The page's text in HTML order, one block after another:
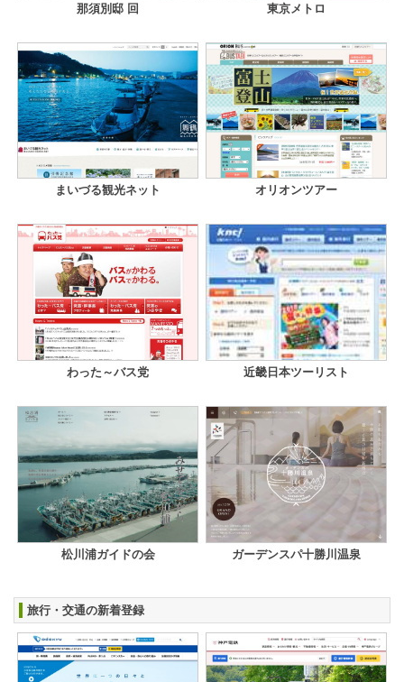
那須別邸 回 東京メトロ
まいづる観光ネット オリオンツアー
わった～バス党 近畿日本ツーリスト
松川浦ガイドの会 ガーデンスパ十勝川温泉
旅行・交通の新着登録